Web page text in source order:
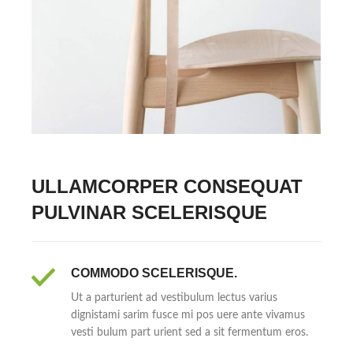
ULLAMCORPER CONSEQUAT
PULVINAR SCELERISQUE
COMMODO SCELERISQUE.
Ut a parturient ad vestibulum lectus varius
dignistami sarim fusce mi pos uere ante vivamus
vesti bulum part urient sed a sit fermentum eros.